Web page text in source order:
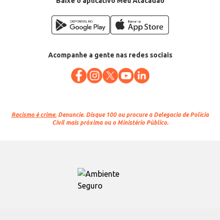
Acompanhe a gente nas redes sociais
Racismo é crime. Denuncie. Disque 100 ou procure a Delegacia de Polícia
Civil mais próxima ou o Ministério Público.